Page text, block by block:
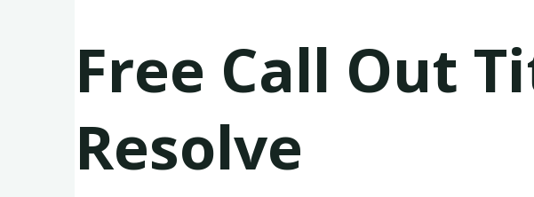
Free Call Out
Resolve